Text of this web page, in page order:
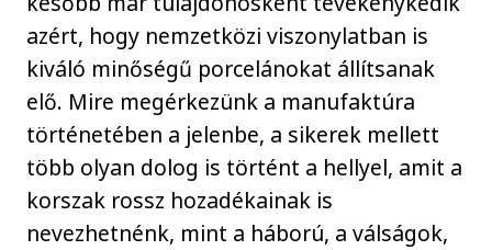
azért, hogy nemzetközi viszonylatban is
kiváló minőségű porcelánokat állítsanak
elő. Mire megérkezünk a manufaktúra
történetében a jelenbe, a sikerek mellett
több olyan dolog is történt a hellyel, amit a
korszak rossz hozadékainak is
nevezhetnénk, mint a háború, a válságok,